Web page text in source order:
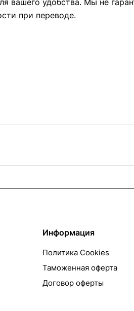
вашего удобства. Мы не
при переводе.
Информация
Политика Cookies
Таможенная оферта
Договор оферты